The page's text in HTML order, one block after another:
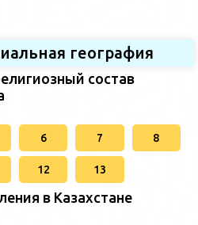
география
состав
6 7 8
12 13
в Казахстане